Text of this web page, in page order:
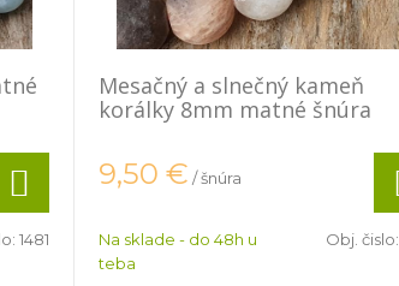
1481
Mesačný a slnečný kameň
korálky 8mm matné šnúra
9,50 € / šnúra
Na sklade - do 48h u
teba
Obj. čislo: